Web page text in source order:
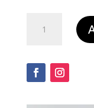
Sociales,